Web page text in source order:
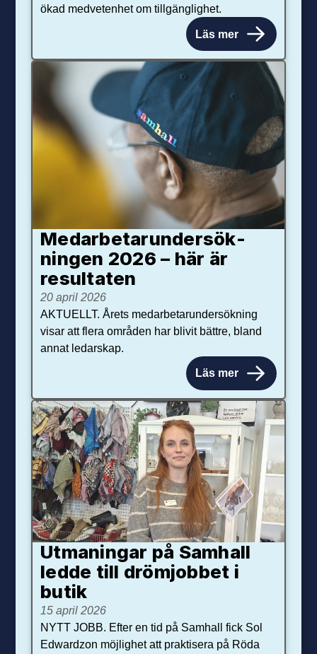
ökad medvetenhet om tillgänglighet.
Läs mer
Medarbetar­under­sök­
ningen 2026 – här är
resultaten
20 april 2026
AKTUELLT. Årets medarbetarundersökning
visar att flera områden har blivit bättre, bland
annat ledarskap.
Läs mer
Utmaningar på Sam­hall
ledde till dröm­jobbet i
butik
15 april 2026
NYTT JOBB. Efter en tid på Samhall fick Sol
Edwardzon möjlighet att praktisera på Röda